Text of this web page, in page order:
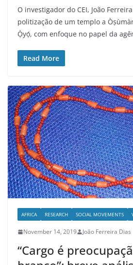
O investigador do CEI, João
politização de um templo a
Ọ̀yọ́, com enfoque no papel da
Read More
AFRICA RESEARCH SOCIAL MOVEMENTS
November 14, 2019 João Ferreira Dias
“Cargo é